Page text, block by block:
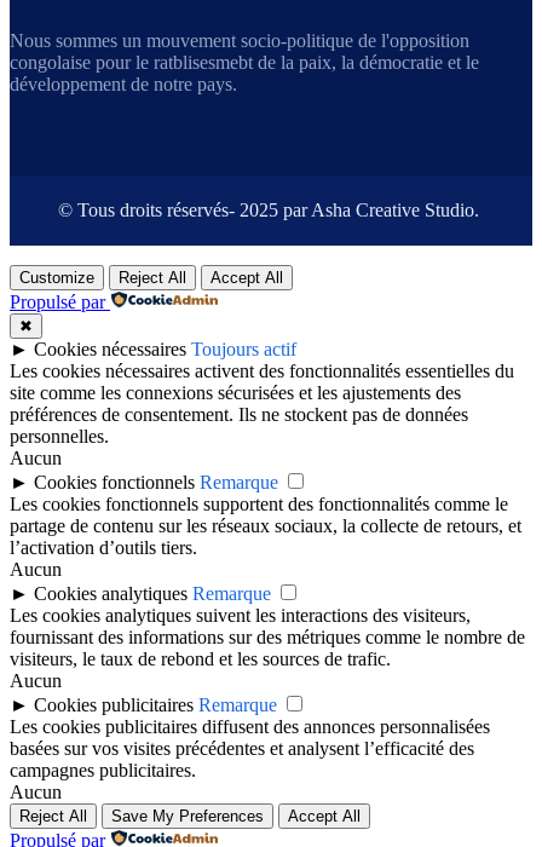
Nous sommes un mouvement socio-politique de l'opposition
congolaise pour le ratblisesmebt de la paix, la démocratie et le
développement de notre pays.
© Tous droits réservés- 2025 par Asha Creative Studio.
Customize Reject All Accept All
Propulsé par
✖
► Cookies nécessaires Toujours actif
Les cookies nécessaires activent des fonctionnalités essentielles du
site comme les connexions sécurisées et les ajustements des
préférences de consentement. Ils ne stockent pas de données
personnelles.
Aucun
► Cookies fonctionnels Remarque
Les cookies fonctionnels supportent des fonctionnalités comme le
partage de contenu sur les réseaux sociaux, la collecte de retours, et
l’activation d’outils tiers.
Aucun
► Cookies analytiques Remarque
Les cookies analytiques suivent les interactions des visiteurs,
fournissant des informations sur des métriques comme le nombre de
visiteurs, le taux de rebond et les sources de trafic.
Aucun
► Cookies publicitaires Remarque
Les cookies publicitaires diffusent des annonces personnalisées
basées sur vos visites précédentes et analysent l’efficacité des
campagnes publicitaires.
Aucun
Reject All Save My Preferences Accept All
Propulsé par